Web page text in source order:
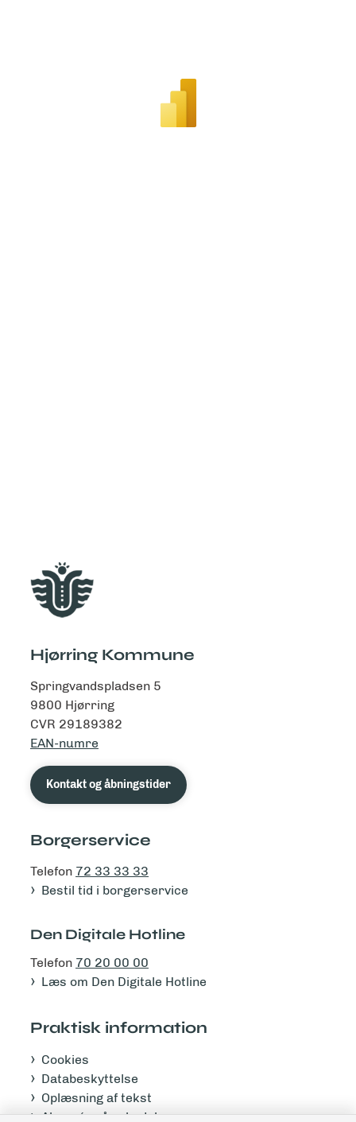
Hjørring Kommune
Springvandspladsen 5
9800 Hjørring
CVR 29189382
EAN-numre
Kontakt og åbningstider
Borgerservice
Telefon 72 33 33 33
Bestil tid i borgerservice
Den Digitale Hotline
Telefon 70 20 00 00
Læs om Den Digitale Hotline
Praktisk information
Cookies
Databeskyttelse
Oplæsning af tekst
Abonnér på nyhedsbrev